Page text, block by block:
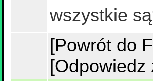
wszystkie
[Powrót do
[Odpowiedz